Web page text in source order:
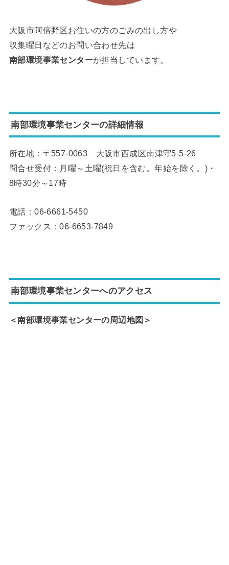
大阪市阿倍野区お住いの方のごみの出し方や
収集曜日などのお問い合わせ先は
南部環境事業センターが担当しています。
南部環境事業センターの詳細情報
所在地：〒557-0063 大阪市西成区南津守5-5-26
問合せ受付：月曜～土曜(祝日を含む。年始を除く。)・
8時30分～17時
電話：06-6661-5450
ファックス：06-6653-7849
南部環境事業センターへのアクセス
＜南部環境事業センターの周辺地図＞